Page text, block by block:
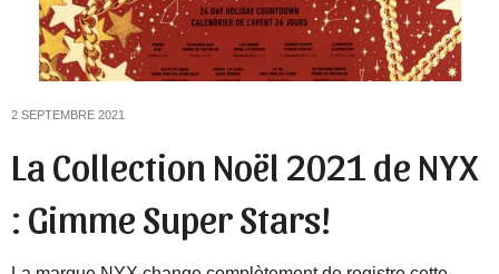
2 SEPTEMBRE 2021
La Collection Noël 2021 de NYX
: Gimme Super Stars!